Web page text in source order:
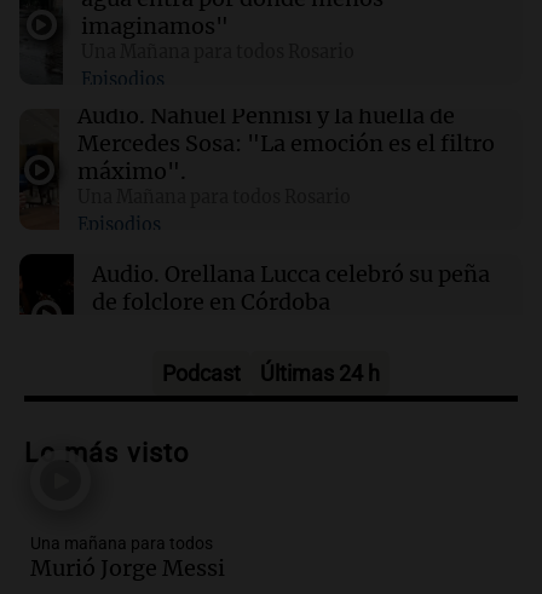
Un partido de fútbol terminó en tragedia: un
hombre murió tras descompensarse en
Córdoba
Lionel Messi llega al Cementerio El Prado para
despedir a su padre
imaginamos"
Episodios
Audio. Nahuel Pennisi y la huella de
Mercedes Sosa: "La emoción es el filtro
máximo".
Episodios
Audio. Orellana Lucca celebró su peña
de folclore en Córdoba
Audio.Trágico accidente en Mendoza:
vehículos desde un puente
Audio.Tragedia en Mendoza: un muerto
y cinco heridos tras caer dos autos desde
Podcast Últimas 24 h
Lo más visto
Una mañana para todos
Murió Jorge Messi